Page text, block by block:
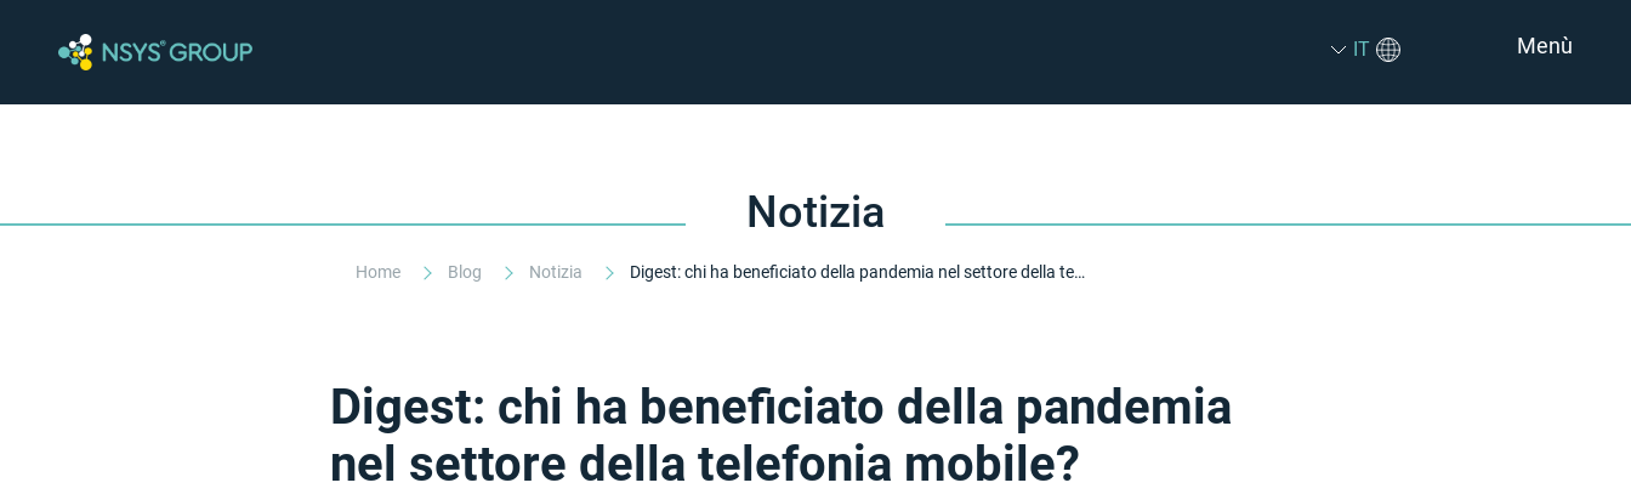
IT Menù
Notizia
Home Blog Notizia Digest: chi ha beneficiato della pandemia nel settore della telefonia mobile?
Digest: chi ha beneficiato della pandemia
nel settore della telefonia mobile?